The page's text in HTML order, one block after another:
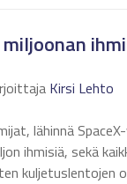
Kirsi Lehto
lähinnä
ihmisiä, sekä
kuljetuslentojen